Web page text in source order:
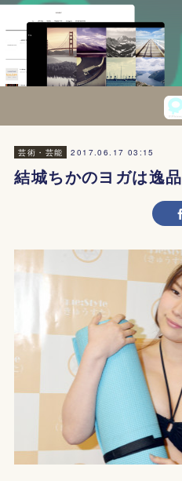
芸術・芸能 2017.06.17 03:15
結城ちかのヨガは逸品